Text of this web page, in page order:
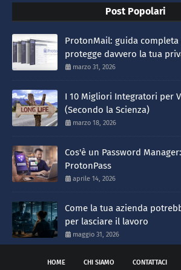
Post Popolari
ProtonMail: guida
protegge davvero la tua
marzo 31, 2026
I 10 Migliori Integratori per
(Secondo la Scienza)
marzo 18, 2026
Cos'è un Password
ProtonPass
aprile 14, 2026
Come la tua azienda
per lasciare il lavoro
maggio 31, 2026
HOME CHI SIAMO CONTATTACI